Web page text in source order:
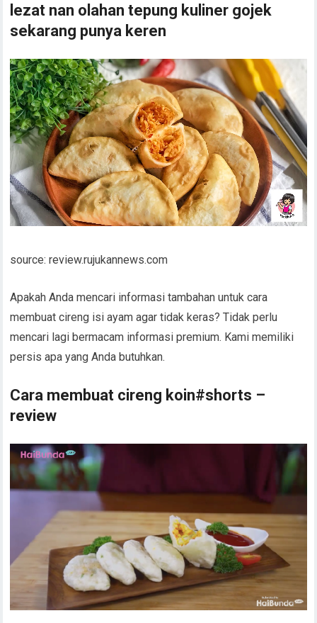
lezat nan olahan tepung kuliner gojek
sekarang punya keren
source: review.rujukannews.com
Apakah Anda mencari informasi tambahan untuk cara
membuat cireng isi ayam agar tidak keras? Tidak perlu
mencari lagi bermacam informasi premium. Kami memiliki
persis apa yang Anda butuhkan.
Cara membuat cireng koin#shorts –
review